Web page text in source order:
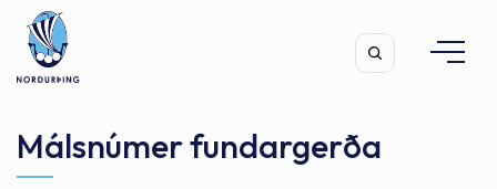
Málsnúmer fundargerða